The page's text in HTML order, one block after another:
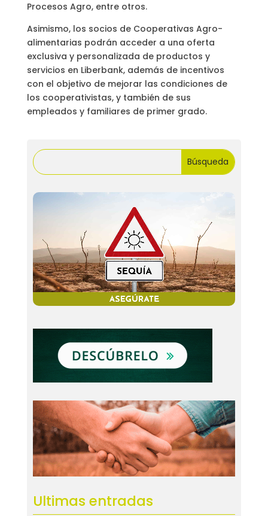
Procesos Agro, entre otros.
Asimismo, los socios de Cooperativas Agro-
alimentarias podrán acceder a una oferta
exclusiva y personalizada de productos y
servicios en Liberbank, además de incentivos
con el objetivo de mejorar las condiciones de
los cooperativistas, y también de sus
empleados y familiares de primer grado.
Ultimas entradas